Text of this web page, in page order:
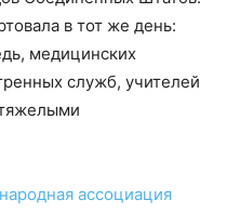
в тот же день:
медицинских
служб, учителей
ассоциация